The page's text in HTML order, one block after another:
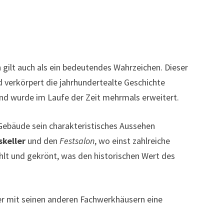
auch als ein bedeutendes Wahrzeichen. Dieser
verkörpert die jahrhundertealte Geschichte
wurde im Laufe der Zeit mehrmals erweitert.
sein charakteristisches Aussehen
und denFestsalon, wo einst zahlreiche
und gekrönt, was den historischen Wert des
mit seinen anderen Fachwerkhäusern eine